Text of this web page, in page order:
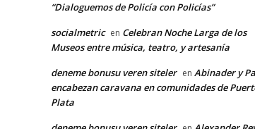
“Dialoguemos de Policía con Policías”
socialmetric en Celebran Noche Larga de los
Museos entre música, teatro, y artesanía
deneme bonusu veren siteler en Abinader y
encabezan caravana en comunidades de
Plata